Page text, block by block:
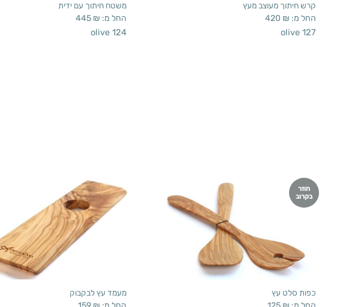
קרש חיתוך מעוצב מעץ
החל מ: 420 ₪
olive 127
משטח חיתוך עם ידית
החל מ: 445 ₪
olive 124
חוזר
בקרוב
כפות סלט עץ מעמד עץ לבקבוק